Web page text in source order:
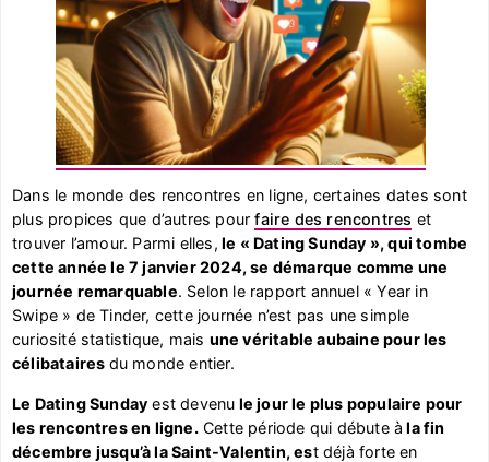
Dans le monde des rencontres en ligne, certaines dates sont
plus propices que d’autres pourfaire des rencontres et
trouver l’amour. Parmi elles, le « Dating Sunday », qui tombe
cette année le 7 janvier 2024, se démarque comme une
journée remarquable. Selon le rapport annuel « Year in
Swipe » de Tinder, cette journée n’est pas une simple
curiosité statistique, mais une véritable aubaine pour les
célibataires du monde entier.
Le Dating Sunday est devenu le jour le plus populaire pour
les rencontres en ligne.Cette période qui débute à la fin
décembre jusqu’à la Saint-Valentin, est déjà forte en